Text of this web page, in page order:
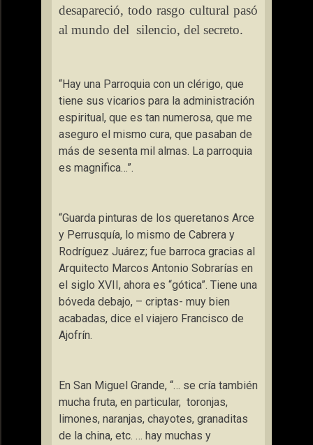
desapareció, todo rasgo cultural pasó
al mundo del silencio, del secreto.
“Hay una Parroquia con un clérigo, que
tiene sus vicarios para la administración
espiritual, que es tan numerosa, que me
aseguro el mismo cura, que pasaban de
más de sesenta mil almas. La parroquia
es magnifica…”.
“Guarda pinturas de los queretanos Arce
y Perrusquía, lo mismo de Cabrera y
Rodríguez Juárez; fue barroca gracias al
Arquitecto Marcos Antonio Sobrarías en
el siglo XVII, ahora es “gótica”. Tiene una
bóveda debajo, – criptas- muy bien
acabadas, dice el viajero Francisco de
Ajofrín.
En San Miguel Grande, “… se cría también
mucha fruta, en particular, toronjas,
limones, naranjas, chayotes, granaditas
de la china, etc. … hay muchas y